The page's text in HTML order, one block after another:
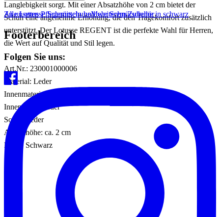
Langlebigkeit sorgt. Mit einer Absatzhöhe von 2 cm bietet der
Schuh eine angenehme Erhöhung, die den Tragekomfort zusätzlich
unterstützt. Der Lotusse REGENT ist die perfekte Wahl für Herren,
die Wert auf Qualität und Stil legen.
Art.Nr.: 230001000006
Material: Leder
Innenmaterial: Leder
Innensohle: Leder
Sohle: Leder
Absatzhöhe: ca. 2 cm
Farbe: Schwarz
Zu unseren Pflegemitteln und weiterem Zubehör
Alle Lottusse SchnürschuheMehr Schnürschuhe in schwarz
Footerbereich
Folgen Sie uns: